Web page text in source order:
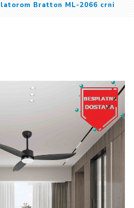
Bratton ML-2066 crni